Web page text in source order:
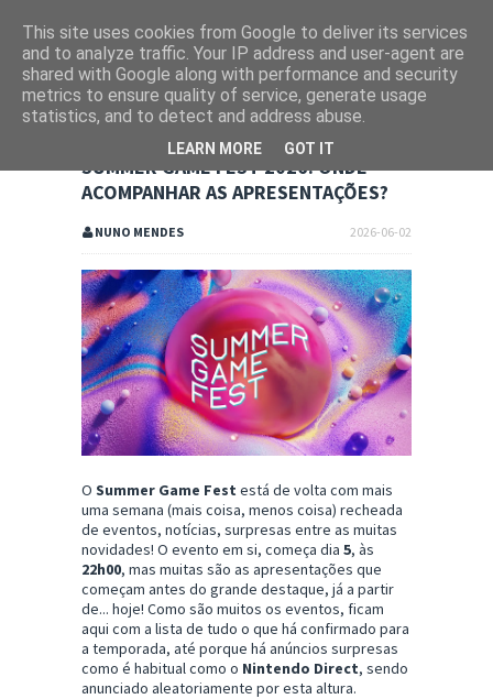
SUMMER GAME FEST 2026: ONDE
ACOMPANHAR AS APRESENTAÇÕES?
2026-06-02
NUNO MENDES
O Summer Game Fest está de volta com mais
uma semana (mais coisa, menos coisa) recheada
de eventos, notícias, surpresas entre as muitas
novidades! O evento em si, começa dia 5, às
22h00, mas muitas são as apresentações que
começam antes do grande destaque, já a partir
de... hoje! Como são muitos os eventos, ficam
aqui com a lista de tudo o que há confirmado para
a temporada, até porque há anúncios surpresas
como é habitual como o Nintendo Direct, sendo
anunciado aleatoriamente por esta altura.
This site uses cookies from Google to deliver its services
and to analyze traffic. Your IP address and user-agent are
shared with Google along with performance and security
metrics to ensure quality of service, generate usage
statistics, and to detect and address abuse.
LEARN MORE GOT IT